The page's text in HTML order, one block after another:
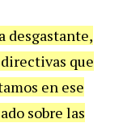
desgastante,
que
en ese
sobre las